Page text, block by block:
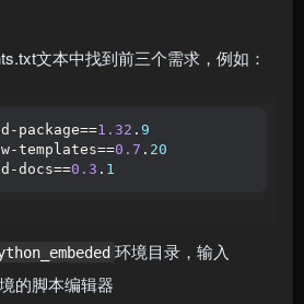
文本中找到前三个需求，例如：
package==1.32 . 9
templates==0.7 . 20
docs==0.3 . 1
环境目录，输入
的脚本编辑器